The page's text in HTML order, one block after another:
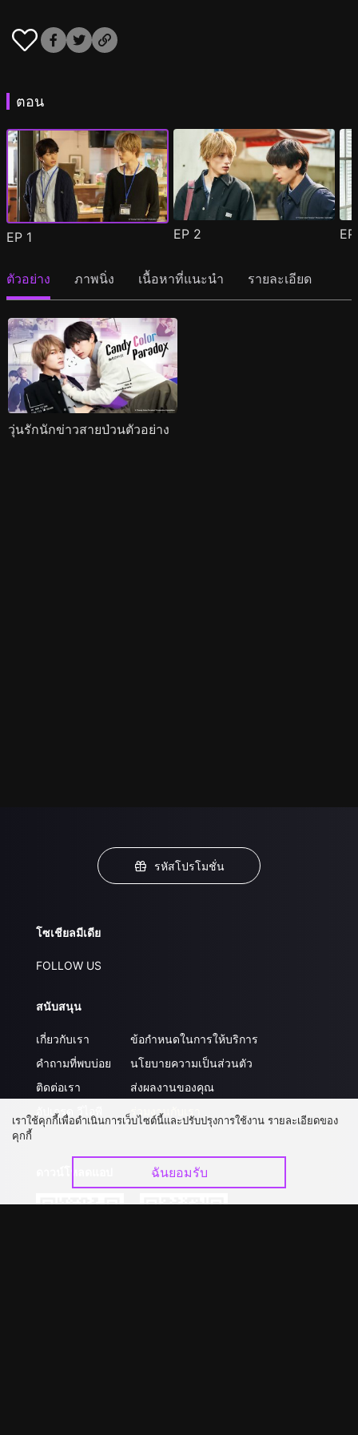
ตอน
EP 1 EP 2
ตัวอย่าง ภาพนิ่ง เนื้อหาที่แนะนำ รายละเอียด
วุ่นรักนักข่าวสายป่วนตัวอย่าง
รหัสโปรโมชั่น
โซเชียลมีเดีย
FOLLOW US
สนับสนุน
เกี่ยวกับเรา
คำถามที่พบบ่อย
ติดต่อเรา
อัปเกรด วีไอพี
ข้อกำหนดในการให้บริการ
นโยบายความเป็นส่วนตัว
ส่งผลงานของคุณ
ร่วมงานกับเรา
เราใช้คุกกี้เพื่อดำเนินการเว็บไซต์นี้และปรับปรุงการใช้งาน รายละเอียดของ
คุกกี้
ฉันยอมรับ